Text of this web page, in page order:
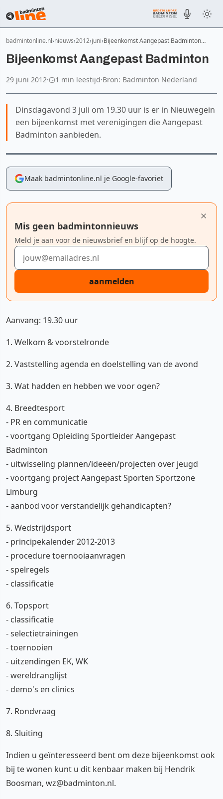
badmintonline.nl nieuws 2012 juni Bijeenkomst Aangepast Badminton…
Bijeenkomst Aangepast Badminton
29 juni 2012· 1 min leestijd·Bron: Badminton Nederland
Dinsdagavond 3 juli om 19.30 uur is er in Nieuwegein
een bijeenkomst met verenigingen die Aangepast
Badminton aanbieden.
Maak badmintonline.nl je Google-favoriet
Mis geen badmintonnieuws
Meld je aan voor de nieuwsbrief en blijf op de hoogte.
E-mailadres
aanmelden
Aanvang: 19.30 uur
1. Welkom & voorstelronde
2. Vaststelling agenda en doelstelling van de avond
3. Wat hadden en hebben we voor ogen?
4. Breedtesport
- PR en communicatie
- voortgang Opleiding Sportleider Aangepast
Badminton
- uitwisseling plannen/ideeën/projecten over jeugd
- voortgang project Aangepast Sporten Sportzone
Limburg
- aanbod voor verstandelijk gehandicapten?
5. Wedstrijdsport
- principekalender 2012-2013
- procedure toernooiaanvragen
- spelregels
- classificatie
6. Topsport
- classificatie
- selectietrainingen
- toernooien
- uitzendingen EK, WK
- wereldranglijst
- demo's en clinics
7. Rondvraag
8. Sluiting
Indien u geïnteresseerd bent om deze bijeenkomst ook
bij te wonen kunt u dit kenbaar maken bij Hendrik
Boosman, wz@badminton.nl.